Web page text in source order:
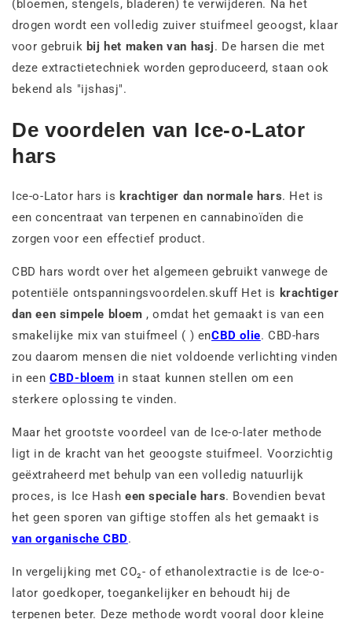
(bloemen, stengels, bladeren) te verwijderen. Na het
drogen wordt een volledig zuiver stuifmeel geoogst, klaar
voor gebruik bij het maken van hasj. De harsen die met
deze extractietechniek worden geproduceerd, staan ook
bekend als "ijshasj".
De voordelen van Ice-o-Lator
hars
Ice-o-Lator hars is krachtiger dan normale hars. Het is
een concentraat van terpenen en cannabinoïden die
zorgen voor een effectief product.
CBD hars wordt over het algemeen gebruikt vanwege de
potentiële ontspanningsvoordelen.skuff Het is krachtiger
dan een simpele bloem , omdat het gemaakt is van een
smakelijke mix van stuifmeel ( ) enCBD olie. CBD-hars
zou daarom mensen die niet voldoende verlichting vinden
in eenCBD-bloem in staat kunnen stellen om een
sterkere oplossing te vinden.
Maar het grootste voordeel van de Ice-o-later methode
ligt in de kracht van het geoogste stuifmeel. Voorzichtig
geëxtraheerd met behulp van een volledig natuurlijk
proces, is Ice Hash een speciale hars. Bovendien bevat
het geen sporen van giftige stoffen als het gemaakt is
van organische CBD.
In vergelijking met CO₂- of ethanolextractie is de Ice-o-
lator goedkoper, toegankelijker en behoudt hij de
terpenen beter. Deze methode wordt vooral door kleine